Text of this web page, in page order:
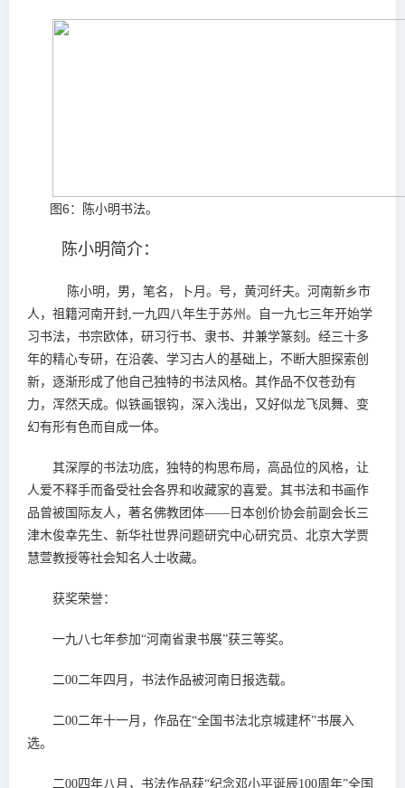
图6：陈小明书法。
陈小明简介：
陈小明，男，笔名，卜月。号，黄河纤夫。河南新乡市
人，祖籍河南开封,一九四八年生于苏州。自一九七三年开始学
习书法，书宗欧体，研习行书、隶书、并兼学篆刻。经三十多
年的精心专研，在沿袭、学习古人的基础上，不断大胆探索创
新，逐渐形成了他自己独特的书法风格。其作品不仅苍劲有
力，浑然天成。似铁画银钩，深入浅出，又好似龙飞凤舞、变
幻有形有色而自成一体。
其深厚的书法功底，独特的构思布局，高品位的风格，让
人爱不释手而备受社会各界和收藏家的喜爱。其书法和书画作
品曾被国际友人，著名佛教团体——日本创价协会前副会长三
津木俊幸先生、新华社世界问题研究中心研究员、北京大学贾
慧萱教授等社会知名人士收藏。
获奖荣誉：
一九八七年参加“河南省隶书展”获三等奖。
二00二年四月，书法作品被河南日报选载。
二00二年十一月，作品在“全国书法北京城建杯”书展入
选。
二00四年八月，书法作品获“纪念邓小平诞辰100周年”全国